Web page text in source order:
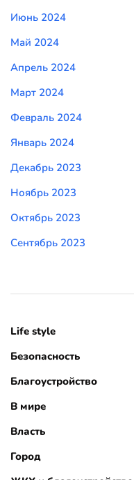
Июнь 2024
Май 2024
Апрель 2024
Март 2024
Февраль 2024
Январь 2024
Декабрь 2023
Ноябрь 2023
Октябрь 2023
Сентябрь 2023
Life style
Безопасность
Благоустройство
В мире
Власть
Город